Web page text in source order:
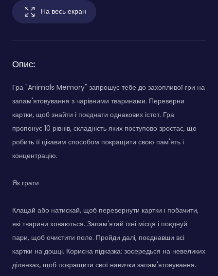
На весь екран
Опис:
Гра "Animals Memory" запрошує тебе до захопливої гри на
запам'ятовування з чарівними тваринами. Переверни
картки, щоб знайти і поєднати однакових істот. Гра
пропонує 10 рівнів, складність яких поступово зростає, що
робить її цікавим способом покращити свою пам'ять і
концентрацію.
Як грати
Клацай або натискай, щоб перевернути картки і побачити,
які тварини ховаються. Запам'ятай їхні місця і поєднуй
пари, щоб очистити поле. Пройди далі, поєднавши всі
картки на дошці. Корисна підказка: зосередься на невеликих
ділянках, щоб покращити свої навички запам'ятовування.